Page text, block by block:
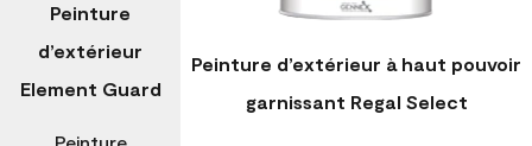
Peinture
d’extérieur
Element Guard
Peinture d’extérieur à haut pouvoir
garnissant Regal Select